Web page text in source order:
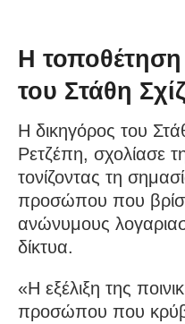
Η
του Στάθη
Η δικηγόρος του
Ρετζέπη, σχολίασε
τονίζοντας τη
προσώπου που
ανώνυμους
δίκτυα.
«Η εξέλιξη της
προσώπου που